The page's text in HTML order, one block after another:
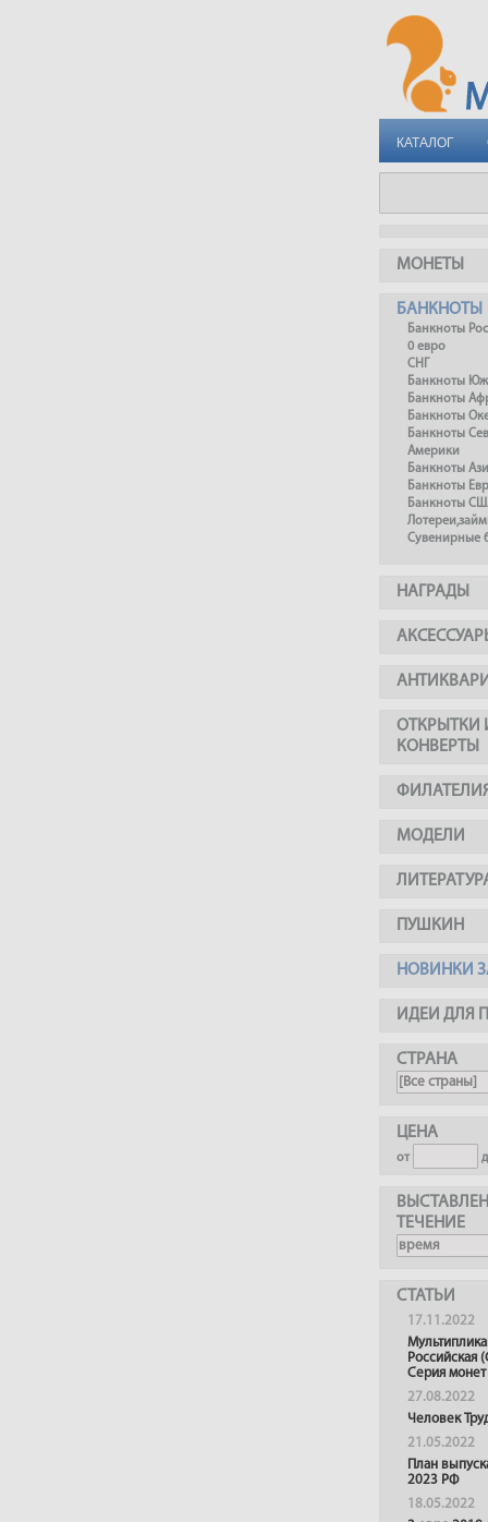
КАТАЛОГ
МОНЕТЫ
БАНКНОТЫ
Банкноты
0 евро
СНГ
Банкноты
Банкноты
Банкноты
Банкноты
Америки
Банкноты
Банкноты
Банкноты
Сувенирные
НАГРАДЫ
ОТКРЫТКИ
КОНВЕРТЫ
МОДЕЛИ
ПУШКИН
НОВИНКИ
ИДЕИ ДЛЯ
СТРАНА
ЦЕНА
от
ТЕЧЕНИЕ
СТАТЬИ
17.11.2022
Российская
Серия монет
27.08.2022
Человек
21.05.2022
План
2023 РФ
18.05.2022